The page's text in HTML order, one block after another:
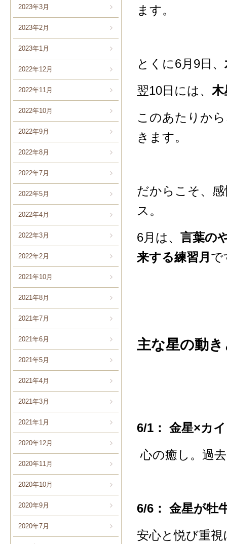
2023年3月
2023年2月
2023年1月
2022年12月
2022年11月
2022年10月
2022年9月
2022年8月
2022年7月
2022年5月
2022年4月
2022年3月
2022年2月
2021年10月
2021年8月
2021年7月
2021年6月
2021年5月
2021年4月
2021年3月
2021年1月
2020年12月
2020年11月
2020年10月
2020年9月
2020年7月
ます。
とくに6月9日、
翌10日には、 木
このあたりか
きます。
だからこそ、
ス。
6月は、 言葉の
来する練習月 で
主な星の動
6/1： 金星×カ
心の癒し。過
6/6： 金星が牡
安心と悦び重